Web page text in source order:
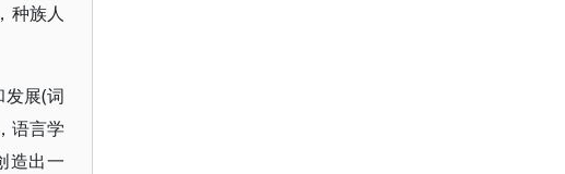
种族人
展(词
语言学
造出一